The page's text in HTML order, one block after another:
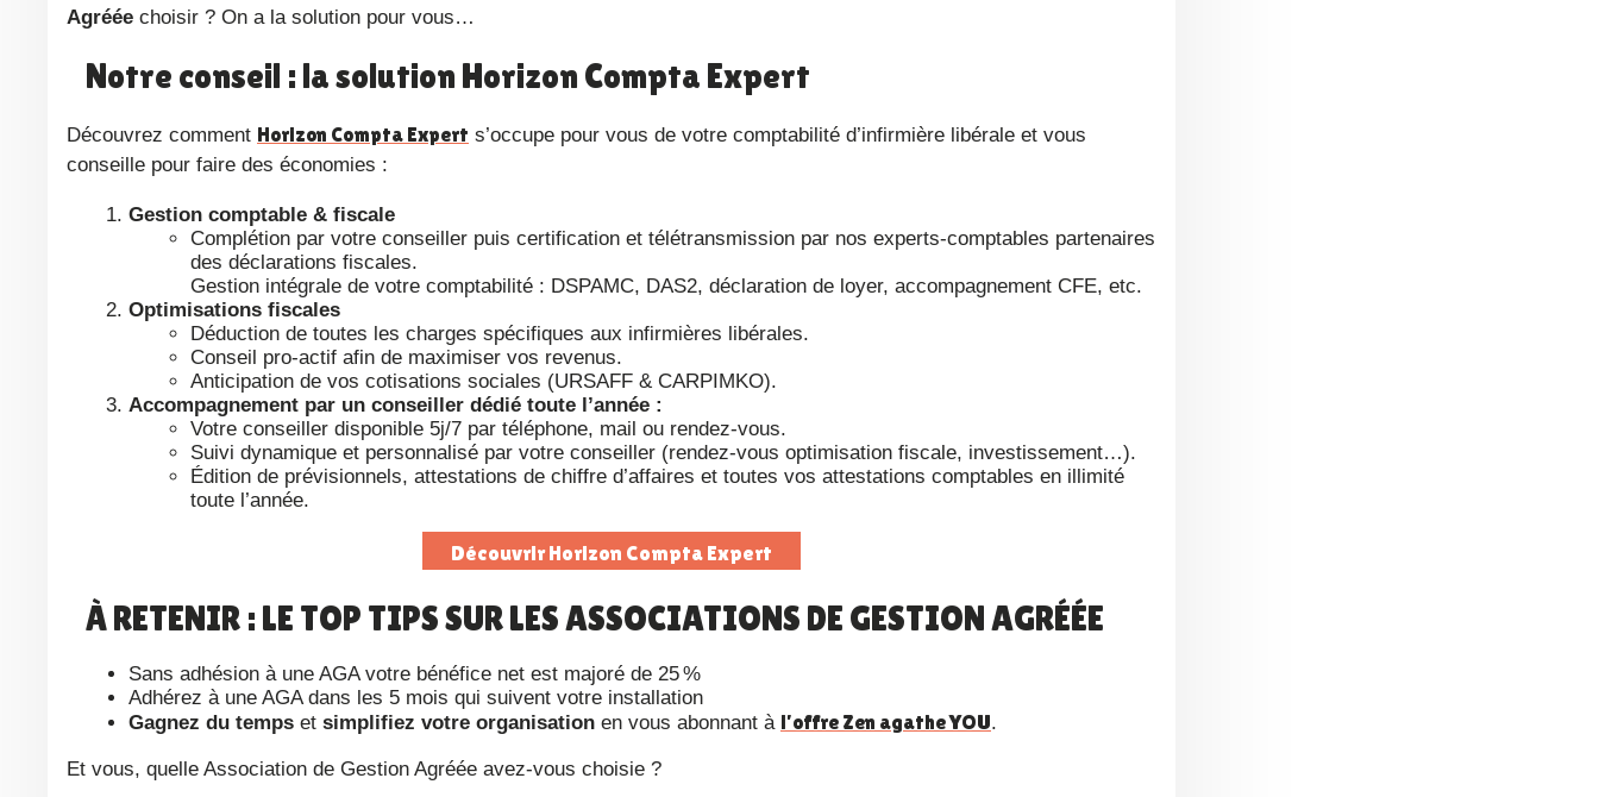
Agréée choisir ? On a la solution pour vous…
Notre conseil : la solution Horizon Compta Expert
Découvrez comment Horizon Compta Expert s’occupe pour vous de votre comptabilité d’infirmière libérale et vous
conseille pour faire des économies :
Gestion comptable & fiscale
Complétion par votre conseiller puis certification et télétransmission par nos experts-comptables partenaires
des déclarations fiscales.
Gestion intégrale de votre comptabilité : DSPAMC, DAS2, déclaration de loyer, accompagnement CFE, etc.
Optimisations fiscales
Déduction de toutes les charges spécifiques aux infirmières libérales.
Conseil pro-actif afin de maximiser vos revenus.
Anticipation de vos cotisations sociales (URSAFF & CARPIMKO).
Accompagnement par un conseiller dédié toute l’année :
Votre conseiller disponible 5j/7 par téléphone, mail ou rendez-vous.
Suivi dynamique et personnalisé par votre conseiller (rendez-vous optimisation fiscale, investissement…).
Édition de prévisionnels, attestations de chiffre d’affaires et toutes vos attestations comptables en illimité
toute l’année.
Découvrir Horizon Compta Expert
À RETENIR : LE TOP TIPS SUR LES ASSOCIATIONS DE GESTION AGRÉÉE
Sans adhésion à une AGA votre bénéfice net est majoré de 25 %
Adhérez à une AGA dans les 5 mois qui suivent votre installation
Gagnez du temps et simplifiez votre organisation en vous abonnant à l’offre Zen agathe YOU.
Et vous, quelle Association de Gestion Agréée avez-vous choisie ?